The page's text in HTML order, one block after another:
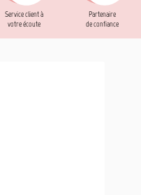
Service client à
votre écoute
Partenaire
de confiance